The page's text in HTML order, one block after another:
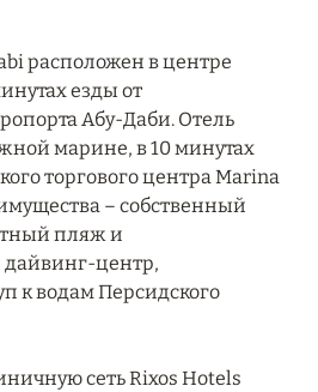
64
ХАЙМА
КУВЕЙН
расположен в центре
езды от
Абу-Даби. Отель
марине, в 10 минутах
торгового центра Marina
– собственный
пляж и
центр,
к водам Персидского
сеть Rixos Hotels